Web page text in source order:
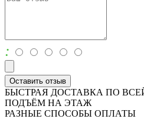
:
Оставить отзыв
БЫСТРАЯ ДОСТАВКА ПО
ПОДЪЁМ НА ЭТАЖ
РАЗНЫЕ СПОСОБЫ ОПЛАТЫ